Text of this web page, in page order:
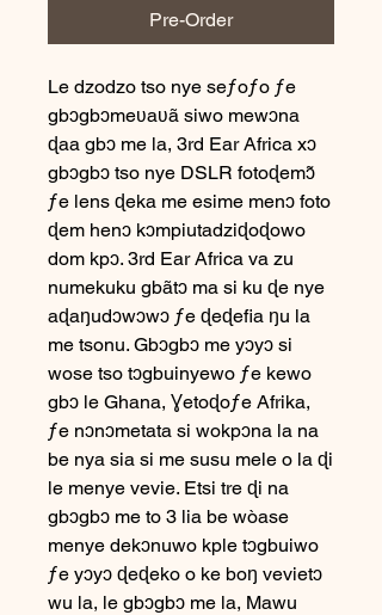
Pre-Order
Le dzodzo tso nye seƒoƒo ƒe
gbɔgbɔmeʋaʋã siwo mewɔna
ɖaa gbɔ me la, 3rd Ear Africa xɔ
gbɔgbɔ tso nye DSLR fotoɖemɔ̃
ƒe lens ɖeka me esime menɔ foto
ɖem henɔ kɔmpiutadziɖoɖowo
dom kpɔ. 3rd Ear Africa va zu
numekuku gbãtɔ ma si ku ɖe nye
aɖaŋudɔwɔwɔ ƒe ɖeɖefia ŋu la
me tsonu. Gbɔgbɔ me yɔyɔ si
wose tso tɔgbuinyewo ƒe kewo
gbɔ le Ghana, Ɣetoɖoƒe Afrika,
ƒe nɔnɔmetata si wokpɔna la na
be nya sia si me susu mele o la ɖi
le menye vevie. Etsi tre ɖi na
gbɔgbɔ me to 3 lia be wòase
menye dekɔnuwo kple tɔgbuiwo
ƒe yɔyɔ ɖeɖeko o ke boŋ vevietɔ
wu la, le gbɔgbɔ me la, Mawu